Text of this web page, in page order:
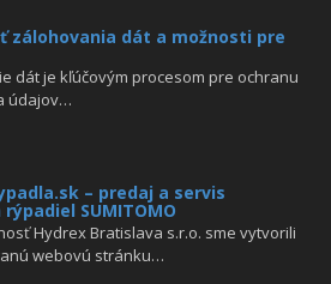
zálohovania dát a možnosti pre
dát je kľúčovým procesom pre ochranu
údajov…
– predaj a servis
SUMITOMO
Hydrex Bratislava s.r.o. sme vytvorili
webovú stránku…